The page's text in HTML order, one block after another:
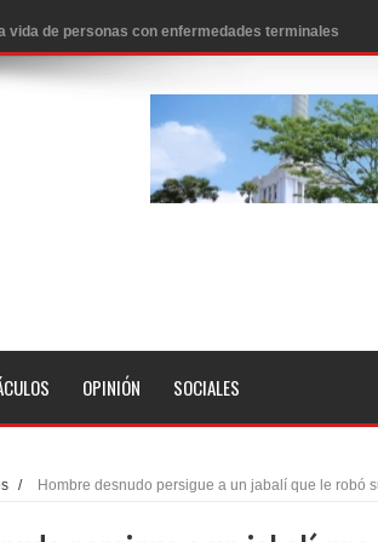
vida de personas con enfermedades terminales
SD 2026
a 90 pesos
en los aeropuertos de EE.UU., según NBC
problema cardíaco
para sacar al PRM del Gobierno
autoridades
en libertad tras la anulación de condena de 15
nuevas metas de transparencia a través
expresidente Evo Morales
OPINIÓN SOCIALES
/ Hombre desnudo persigue a un jabalí que le robó